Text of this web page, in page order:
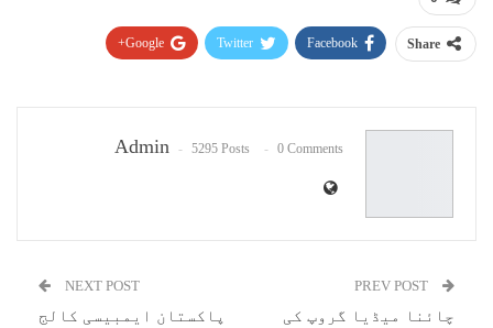
Share
Facebook
Twitter
Google+
Admin 5295 Posts 0 Comments
چائنا میڈیا گروپ کی
NEXT POST
پاکستان ایمبیسی کالج